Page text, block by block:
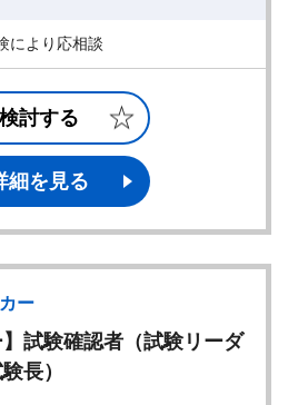
より応相談
検討する
細を見る
ー
】試験確認者（試験リーダ
長）